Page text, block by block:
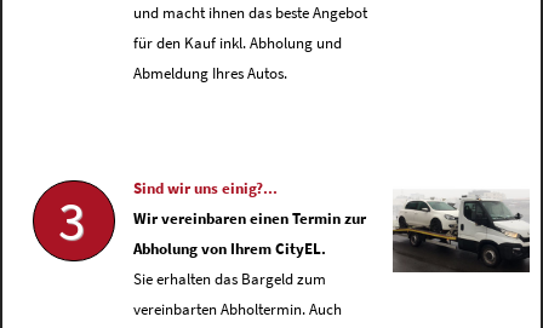
und macht ihnen das beste Angebot
für den Kauf inkl. Abholung und
Abmeldung Ihres Autos.
3
Sind wir uns einig?...
Wir vereinbaren einen Termin zur
Abholung von Ihrem CityEL.
Sie erhalten das Bargeld zum
vereinbarten Abholtermin. Auch